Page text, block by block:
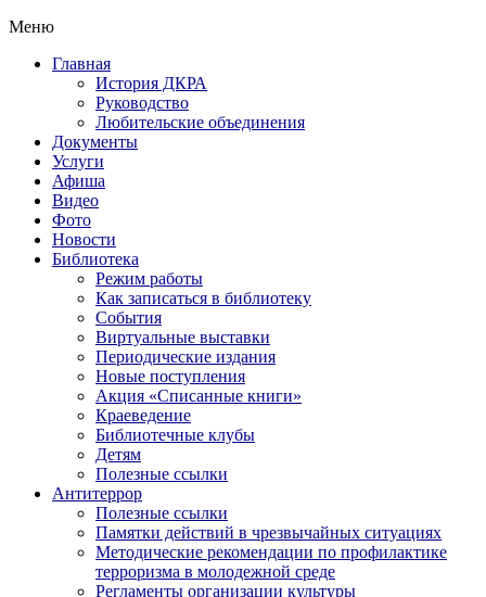
Меню
Главная
История ДКРА
Руководство
Любительские объединения
Документы
Услуги
Афиша
Видео
Фото
Новости
Библиотека
Режим работы
Как записаться в библиотеку
События
Виртуальные выставки
Периодические издания
Новые поступления
Акция «Списанные книги»
Краеведение
Библиотечные клубы
Детям
Полезные ссылки
Антитеррор
Полезные ссылки
Памятки действий в чрезвычайных ситуациях
Методические рекомендации по профилактике
терроризма в молодежной среде
Регламенты организации культуры